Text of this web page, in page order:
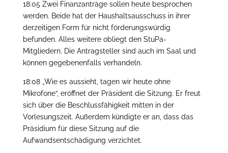
18:05 Zwei Finanzanträge sollen heute besprochen
werden. Beide hat der Haushaltsausschuss in ihrer
derzeitigen Form für nicht förderungswürdig
befunden. Alles weitere obliegt den StuPa-
Mitgliedern. Die Antragsteller sind auch im Saal und
können gegebenenfalls verhandeln.
18:08 „Wie es aussieht, tagen wir heute ohne
Mikrofone“, eröffnet der Präsident die Sitzung. Er freut
sich über die Beschlussfähigkeit mitten in der
Vorlesungszeit. Außerdem kündigte er an, dass das
Präsidium für diese Sitzung auf die
Aufwandsentschädigung verzichtet.